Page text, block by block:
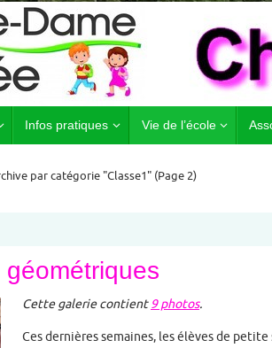
Infos pratiques Vie de l’école
par catégorie "Classe1"(Page 2)
Cette galerie contient9 photos.
Ces dernières semaines, les élèves de